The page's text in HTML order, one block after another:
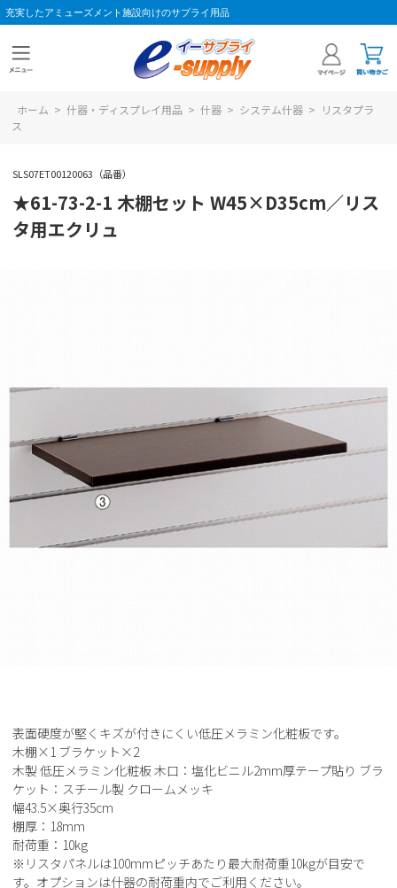
充実したアミューズメント施設向けのサプライ用品
ホーム > 什器・ディスプレイ用品 > 什器 > システム什器 > リスタプラ
ス
SLS07ET00120063（品番）
★61-73-2-1 木棚セット W45×D35cm／リス
タ用エクリュ
表面硬度が堅くキズが付きにくい低圧メラミン化粧板です。
木棚×1 ブラケット×2
木製 低圧メラミン化粧板 木口：塩化ビニル2mm厚テープ貼り ブラ
ケット：スチール製 クロームメッキ
幅43.5×奥行35cm
棚厚：18mm
耐荷重：10kg
※リスタパネルは100mmピッチあたり最大耐荷重10kgが目安で
す。オプションは什器の耐荷重内でご利用ください。